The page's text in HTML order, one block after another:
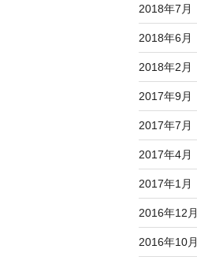
2018年7月
2018年6月
2018年2月
2017年9月
2017年7月
2017年4月
2017年1月
2016年12月
2016年10月